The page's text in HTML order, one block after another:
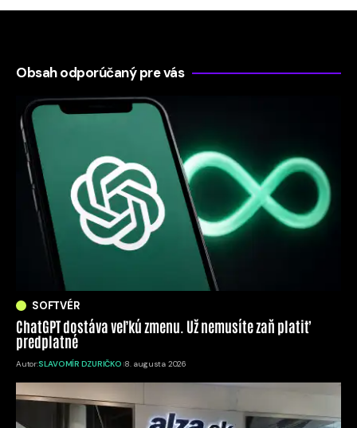
Obsah odporúčaný pre vás
SOFTVÉR
ChatGPT dostáva veľkú zmenu. Už nemusíte zaň platiť
predplatné
Autor:SLAVOMÍR DZURIČKO 8. augusta 2026